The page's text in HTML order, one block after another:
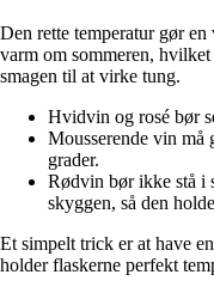
Den rette temperatur gør
varm om sommeren,
smagen til at virke tung.
Hvidvin og rosé bør
Mousserende vin
grader.
Rødvin bør ikke stå i
skyggen, så den
Et simpelt trick er at have
holder flaskerne perfekt